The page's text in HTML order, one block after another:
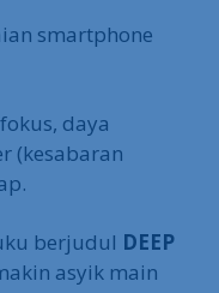
smartphone
daya
(kesabaran
berjudul DEEP
asyik main